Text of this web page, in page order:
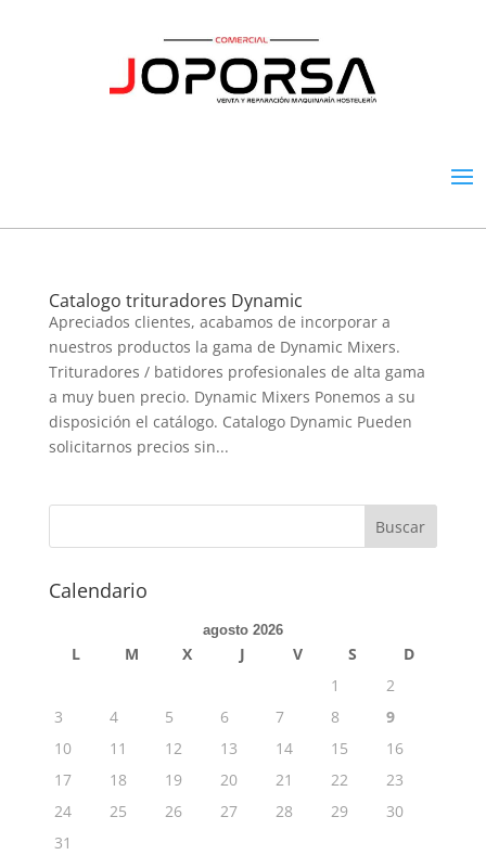
Catalogo trituradores Dynamic
Apreciados clientes, acabamos de incorporar a
nuestros productos la gama de Dynamic Mixers.
Trituradores / batidores profesionales de alta gama
a muy buen precio. Dynamic Mixers Ponemos a su
disposición el catálogo. Catalogo Dynamic Pueden
solicitarnos precios sin...
Calendario
agosto 2026
L M X J V S
D
1
2
3
4 5 6 7 8
9
10
11 12 13 14 15
16
17
18 19 20 21 22
23
24
25 26 27 28 29
30
31